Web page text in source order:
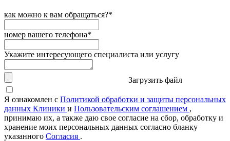
как можно к вам обращаться?*
номер вашего телефона*
Укажите интересующего специалиста или услугу
Загрузить файл
Я ознакомлен с Политикой обработки и защиты персональных
данных Клиники и Пользовательским соглашением ,
принимаю их, а также даю свое согласие на сбор, обработку и
хранение моих персональных данных согласно бланку
указанного Согласия .